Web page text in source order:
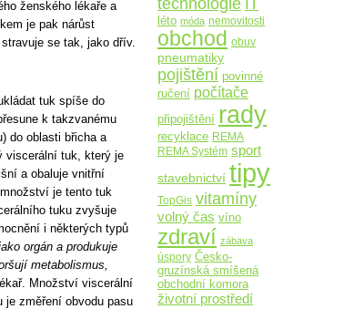
ženského lékaře a
je pak nárůst
se tak, jako dřív.
tuk spíše do
k takzvanému
do oblasti břicha a
viscerální tuk, který je
a obaluje vnitřní
je tento tuk
tuku zvyšuje
i některých typů
orgán a produkuje
metabolismus,
Množství viscerální
je změření obvodu pasu
léto móda nemovitosti
obchod obuv
pneumatiky
pojištění povinné
ručení počítače
připojištění rady
recyklace REMA
REMA Systém sport
stavebnictví tipy
TopGis vitamíny
volný čas víno
zdraví zábava
úspory Česko-
gruzínská smíšená
obchodní komora
životní prostředí